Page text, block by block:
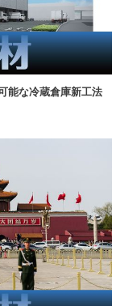
能な冷蔵倉庫新工法